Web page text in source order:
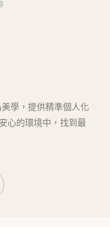
學，提供精準個人化
心的環境中，找到最